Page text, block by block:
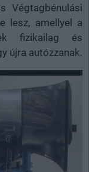
Végtagbénulási
lesz, amellyel a
fizikailag és
újra autózzanak.